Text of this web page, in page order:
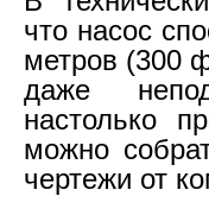
что насос
метров (300
даже
настолько
можно
чертежи от